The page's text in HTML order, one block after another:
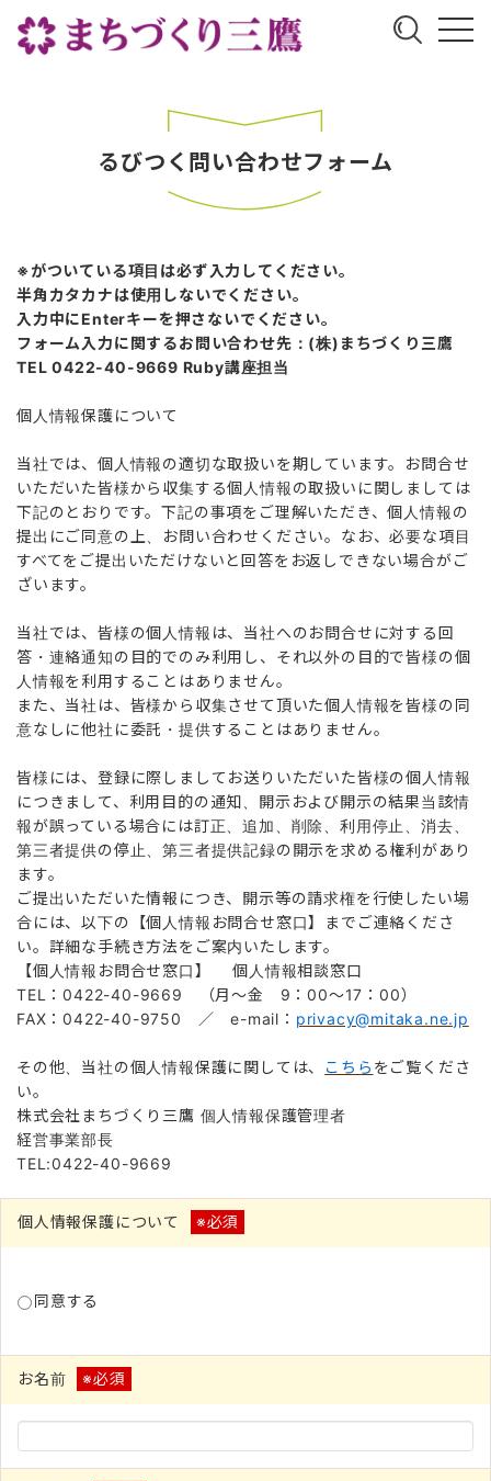
るびつく問い合わせフォーム
※がついている項目は必ず入力してください。
半角カタカナは使用しないでください。
入力中にEnterキーを押さないでください。
フォーム入力に関するお問い合わせ先：(株)まちづくり三鷹
TEL 0422-40-9669 Ruby講座担当
個人情報保護について
当社では、個人情報の適切な取扱いを期しています。お問合せ
いただいた皆様から収集する個人情報の取扱いに関しましては
下記のとおりです。下記の事項をご理解いただき、個人情報の
提出にご同意の上、お問い合わせください。なお、必要な項目
すべてをご提出いただけないと回答をお返しできない場合がご
ざいます。
当社では、皆様の個人情報は、当社へのお問合せに対する回
答・連絡通知の目的でのみ利用し、それ以外の目的で皆様の個
人情報を利用することはありません。
また、当社は、皆様から収集させて頂いた個人情報を皆様の同
意なしに他社に委託・提供することはありません。
皆様には、登録に際しましてお送りいただいた皆様の個人情報
につきまして、利用目的の通知、開示および開示の結果当該情
報が誤っている場合には訂正、追加、削除、利用停止、消去、
第三者提供の停止、第三者提供記録の開示を求める権利があり
ます。
ご提出いただいた情報につき、開示等の請求権を行使したい場
合には、以下の【個人情報お問合せ窓口】までご連絡くださ
い。詳細な手続き方法をご案内いたします。
【個人情報お問合せ窓口】 個人情報相談窓口
TEL：0422-40-9669 （月～金 9：00～17：00）
FAX：0422-40-9750 ／ e-mail： privacy@mitaka.ne.jp
その他、当社の個人情報保護に関しては、 こちら をご覧くださ
い。
株式会社まちづくり三鷹 個人情報保護管理者
経営事業部長
TEL:0422-40-9669
個人情報保護について ※必須
同意する
お名前 ※必須